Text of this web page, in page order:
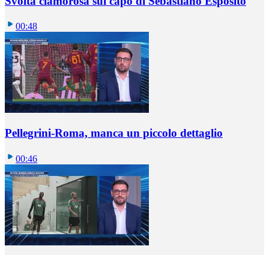
00:48
Pellegrini-Roma, manca un piccolo dettaglio
00:46